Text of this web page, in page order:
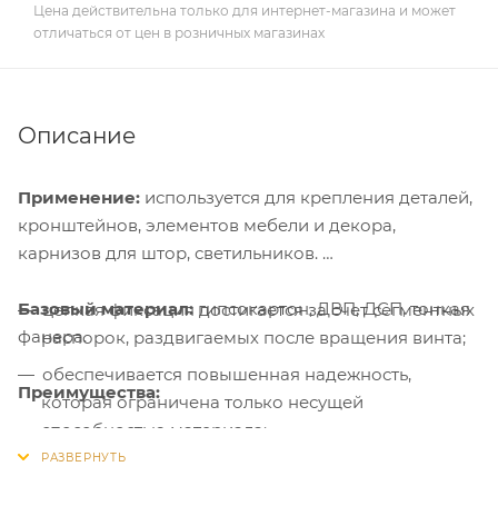
Цена действительна только для интернет-магазина и может
отличаться от цен в розничных магазинах
Описание
Применение: используется для крепления деталей,
кронштейнов, элементов мебели и декора,
карнизов для штор, светильников.
Базовый материал: гипсокартон, ДВП, ДСП, тонкая
фанера.
Преимущества:
цепкая фиксация достигается за счет сегментных
распорок, раздвигаемых после вращения винта;
обеспечивается повышенная надежность,
которая ограничена только несущей
способностью материала;
простой монтаж с минимальным набором